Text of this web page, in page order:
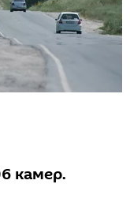
камер.